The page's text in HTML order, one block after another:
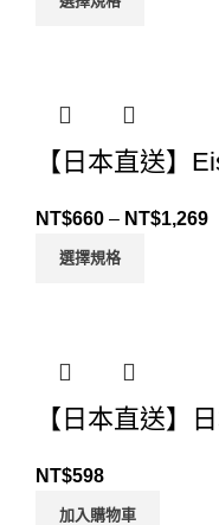
【日本直送】
NT$660 – NT$1,269
選擇規格
【日本直送】
NT$598
加入購物車